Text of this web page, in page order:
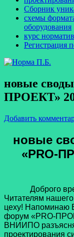
Сборник
схемы
оборудования
курс
Регистрация
новые
ПРОЕКТ»
Добавить
новые
«PRO-
Доброго
Читателям
цеху! Напоминаю
форум «PRO-
ВНИИПО
проектирования